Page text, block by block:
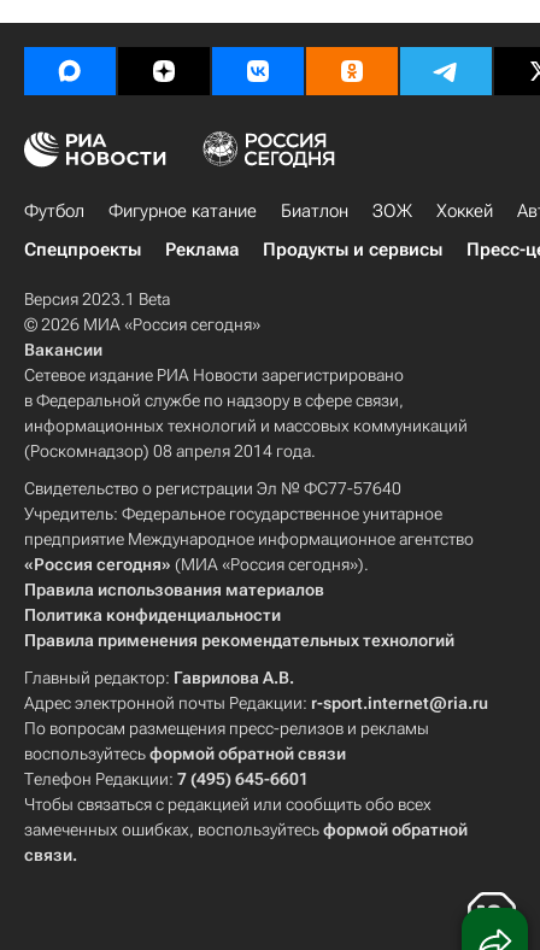
Футбол Фигурное катание Биатлон ЗОЖ Хоккей
Спецпроекты
Реклама Продукты и сервисы Пресс-
Версия 2023.1 Beta
© 2026 МИА «Россия сегодня»
Вакансии
Сетевое издание РИА Новости зарегистрировано
в Федеральной службе по надзору в сфере связи,
информационных технологий и массовых коммуникаций
(Роскомнадзор) 08 апреля 2014 года.
Свидетельство о регистрации Эл № ФС77-57640
Учредитель: Федеральное государственное унитарное
предприятие Международное информационное агентство
«Россия сегодня» (МИА «Россия сегодня»).
Правила использования материалов
Политика конфиденциальности
Правила применения рекомендательных технологий
Главный редактор: Гаврилова А.В.
Адрес электронной почты Редакции: r-sport.internet@ria.ru
По вопросам размещения пресс-релизов и рекламы
воспользуйтесьформой обратной связи
Телефон Редакции: 7 (495) 645-6601
Чтобы связаться с редакцией или сообщить обо всех
замеченных ошибках, воспользуйтесьформой обратной
связи.